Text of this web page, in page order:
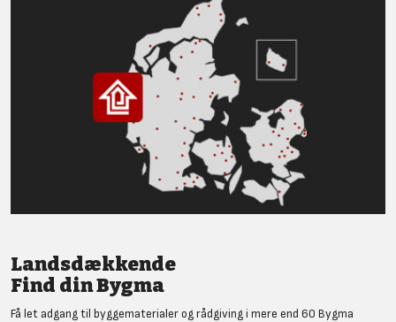
Landsdækkende
Find din Bygma
Få let adgang til byggematerialer og rådgiving i mere end 60 Bygma